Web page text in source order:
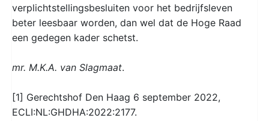
verplichtstellingsbesluiten voor het bedrijfsleven
beter leesbaar worden, dan wel dat de Hoge Raad
een gedegen kader schetst.
mr. M.K.A. van Slagmaat.
[1] Gerechtshof Den Haag 6 september 2022,
ECLI:NL:GHDHA:2022:2177.